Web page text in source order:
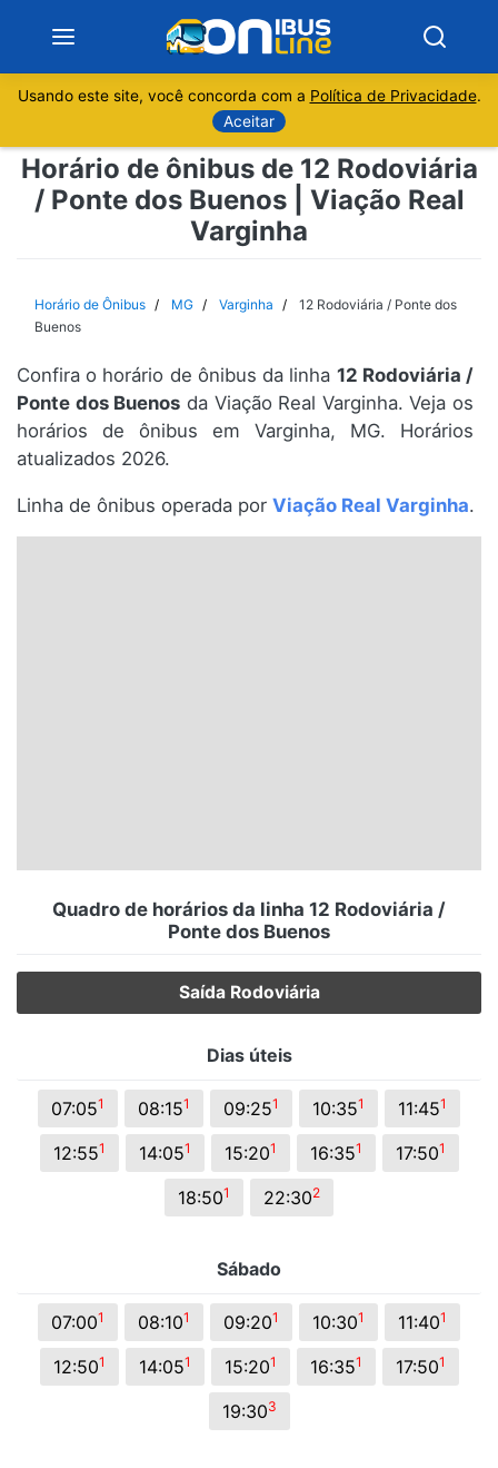
Sobre
Espírito Santo
Paraná
Santa Catarina
Usando este site, você concorda com a Política de Privacidade.
Aceitar
Horário de ônibus de 12 Rodoviária
/ Ponte dos Buenos | Viação Real
Varginha
Horário de Ônibus MG Varginha
12 Rodoviária / Ponte dos
Buenos
Confira o horário de ônibus da linha 12 Rodoviária /
Ponte dos Buenos da Viação Real Varginha. Veja os
horários de ônibus em Varginha, MG. Horários
atualizados 2026.
Linha de ônibus operada por Viação Real Varginha.
Quadro de horários da linha 12 Rodoviária /
Ponte dos Buenos
Saída Rodoviária
Dias úteis
07:051 08:151 09:251 10:351 11:451
12:551 14:051 15:201 16:351 17:501
18:501 22:302
Sábado
07:001 08:101 09:201 10:301 11:401
12:501 14:051 15:201 16:351 17:501
19:303